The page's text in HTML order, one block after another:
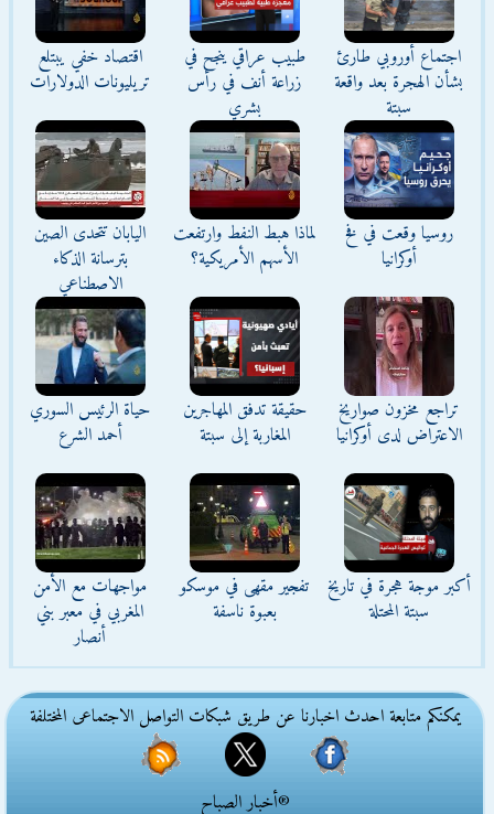
اجتماع أوروبي طارئ
بشأن الهجرة بعد واقعة
سبتة
طبيب عراقي ينجح في
زراعة أنف في رأس
بشري
اقتصاد خفي يبتلع
تريليونات الدولارات
روسيا وقعت في فخ
أوكرانيا
لماذا هبط النفط وارتفعت
الأسهم الأمريكية؟
اليابان تتحدى الصين
بترسانة الذكاء
الاصطناعي
تراجع مخزون صواريخ
الاعتراض لدى أوكرانيا
حقيقة تدفق المهاجرين
المغاربة إلى سبتة
حياة الرئيس السوري
أحمد الشرع
أكبر موجة هجرة في تاريخ
سبتة المحتلة
تفجير مقهى في موسكو
بعبوة ناسفة
مواجهات مع الأمن
المغربي في معبر بني
أنصار
يمكنكم متابعة احدث اخبارنا عن طريق شبكات التواصل الاجتماعى المختلفة
®أخبار الصباح